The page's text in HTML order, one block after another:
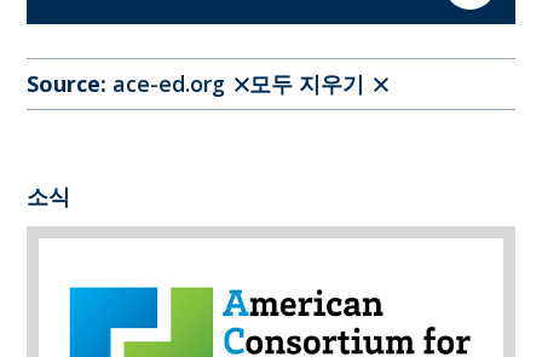
Source: ace-ed.org 모두 지우기
소식